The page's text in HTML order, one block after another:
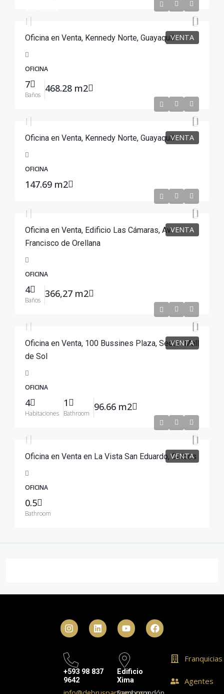
VENTA
Oficina en Venta, Kennedy Norte, Guayaquil
OFICINA
7
Baños
468.28 m2
VENTA
Oficina en Venta, Kennedy Norte, Guayaquil
OFICINA
147.69 m2
VENTA
Oficina en Venta, Edificio Las Cámaras, Av.
Francisco de Orellana
OFICINA
4
Baños
366,27 m2
VENTA
Oficina en Venta, 100 Bussines Plaza, Sector Mall
de Sol
OFICINA
4
Habitaciones
1
Bathroom
96.66 m2
VENTA
Oficina en Venta en La Vista San Eduardo, Ceibos
OFICINA
0.5
Bathroom
+593 98 837
9642
Edificio
Xima
Franquicias
Agentes